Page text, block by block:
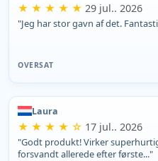
★ ★ ★ ★ ★ 29 jul.. 2026
"Jeg har stor gavn af det.
OVERSAT
Laura
★ ★ ★ ★ ☆ 17 jul.. 2026
"Godt produkt! Virker
forsvandt allerede efter første..."